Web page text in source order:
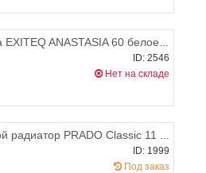
Вытяжка EXITEQ ANASTASIA 60 белое стекло (60см)
ID: 2546
Нет на складе
Стальной радиатор PRADO Classic 11 300х1600 (боковое подключение), 956-1223 Вт
ID: 1999
Под заказ